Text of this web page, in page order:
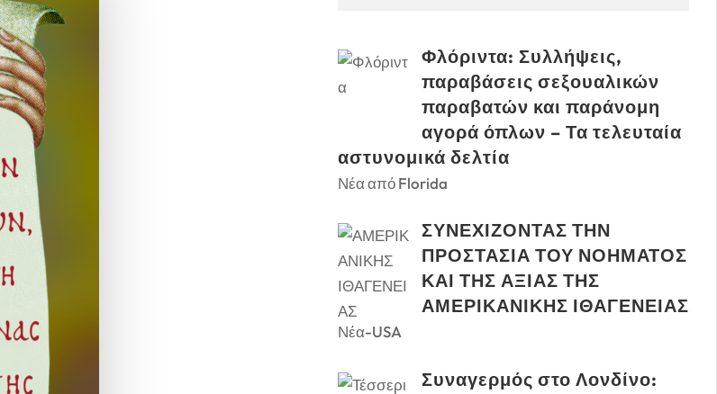
Φλόριντα: Συλλήψεις,
παραβάσεις σεξουαλικών
παραβατών και παράνομη
αγορά όπλων – Τα τελευταία
αστυνομικά δελτία
Νέα από Florida
ΣΥΝΕΧΙΖΟΝΤΑΣ ΤΗΝ
ΠΡΟΣΤΑΣΙΑ ΤΟΥ ΝΟΗΜΑΤΟΣ
ΚΑΙ ΤΗΣ ΑΞΙΑΣ ΤΗΣ
ΑΜΕΡΙΚΑΝΙΚΗΣ ΙΘΑΓΕΝΕΙΑΣ
Νέα-USA
Συναγερμός στο Λονδίνο: